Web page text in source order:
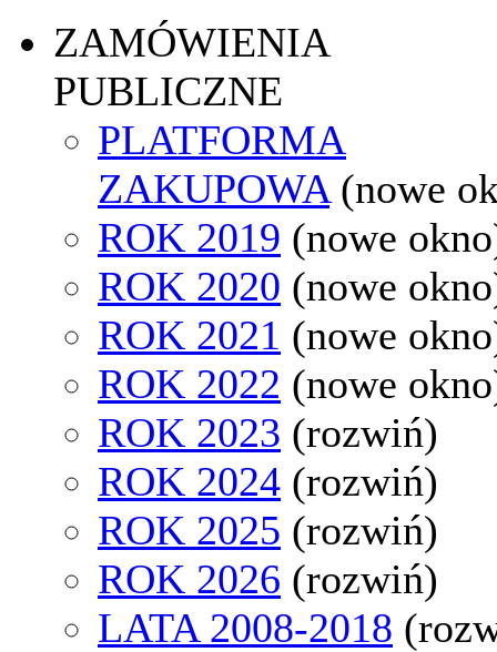
ZAMÓWIENIA
PUBLICZNE
PLATFORMA
ZAKUPOWA (nowe
ROK 2019 (nowe
ROK 2020 (nowe
ROK 2021 (nowe
ROK 2022 (nowe
ROK 2023 (rozwiń)
ROK 2024 (rozwiń)
ROK 2025 (rozwiń)
ROK 2026 (rozwiń)
LATA 2008-2018